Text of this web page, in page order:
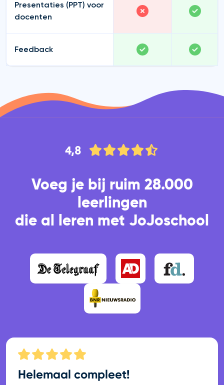
Presentaties (PPT) voor
docenten
Feedback
4,8
Voeg je bij ruim 28.000
leerlingen
die al leren met JoJoschool
Helemaal compleet!